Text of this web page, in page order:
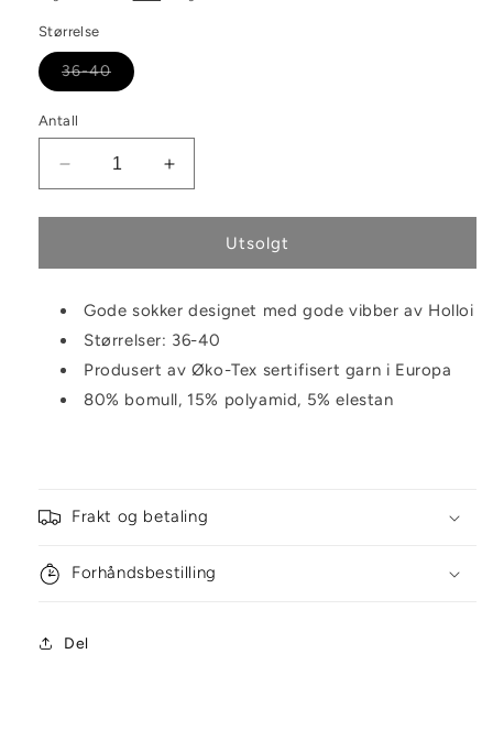
Størrelse
36-40Varianten
er
Antall
antallet
for
hjerter
Øk
antallet
for
Sokker
hjerter
Utsolgt
Gode sokker designet med gode vibber av Holloi
Størrelser: 36-40
Produsert av Øko-Tex sertifisert garn i Europa
80% bomull, 15% polyamid, 5% elestan
Frakt og betaling
Forhåndsbestilling
Del